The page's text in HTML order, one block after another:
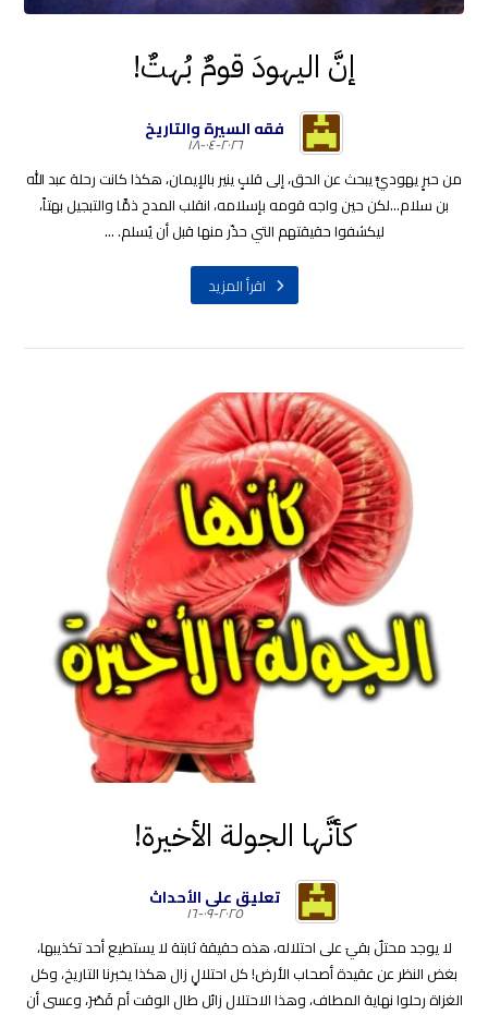
إنَّ اليهودَ قومٌ بُهتٌ!
فقه السيرة والتاريخ
٢٠٢٦-٠٤-١٨
من حبرٍ يهوديٍّ يبحث عن الحق، إلى قلبٍ ينير بالإيمان، هكذا كانت رحلة عبد الله
بن سلام...لكن حين واجه قومه بإسلامه، انقلب المدح ذمًّا والتبجيل بهتاً،
ليكشفوا حقيقتهم التي حذّر منها قبل أن يُسلم. ...
اقرأ المزيد
كأنَّها الجولة الأخيرة!
تعليق على الأحداث
٢٠٢٥-٠٩-١٦
لا يوجد محتلٌ بقيَ على احتلاله، هذه حقيقة ثابتة لا يستطيع أحد تكذيبها،
بغض النظر عن عقيدة أصحاب الأرض! كل احتلالٍ زال هكذا يخبرنا التاريخ، وكل
الغزاة رحلوا نهاية المطاف، وهذا الاحتلال زائل طال الوقت أم قَصُرَ، وعسى أن